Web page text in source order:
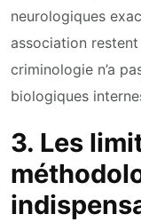
neurologiques
association
criminologie n’a
biologiques
3. Les